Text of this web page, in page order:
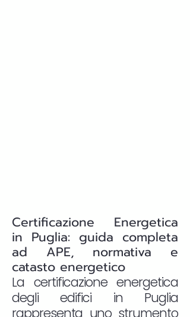
Certificazione Energetica
in Puglia: guida completa
ad APE, normativa e
catasto energetico
La certificazione energetica
degli edifici in Puglia
rappresenta uno strumento